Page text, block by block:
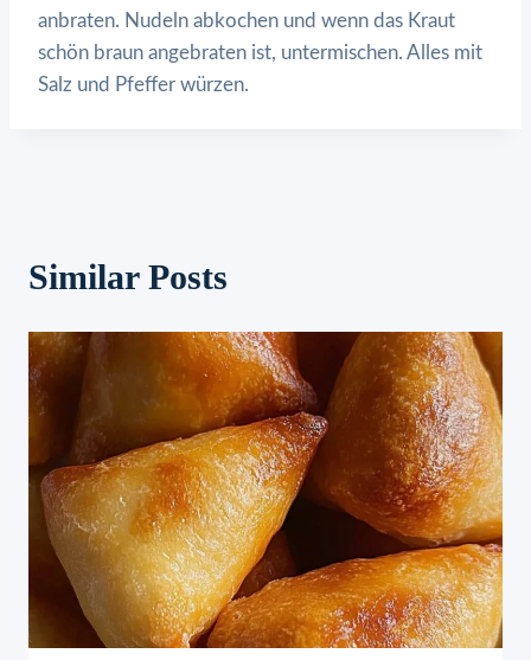
anbraten. Nudeln abkochen und wenn das Kraut
schön braun angebraten ist, untermischen. Alles mit
Salz und Pfeffer würzen.
Similar Posts